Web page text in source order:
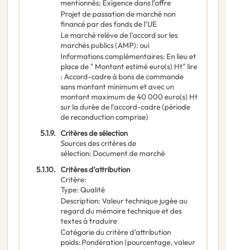
mentionnés: Exigence dans l’offre
Projet de passation de marché non
financé par des fonds de l’UE
Le marché relève de l’accord sur les
marchés publics (AMP): oui
Informations complémentaires: En lieu et
place de " Montant estimé euro(s) Ht" lire
: Accord-cadre à bons de commande
sans montant minimum et avec un
montant maximum de 40 000 euro(s) Ht
sur la durée de l'accord-cadre (période
de reconduction comprise)
5.1.9. Critères de sélection
Sources des critères de
sélection: Document de marché
5.1.10. Critères d’attribution
Critère:
Type: Qualité
Description: Valeur technique jugée au
regard du mémoire technique et des
textes à traduire
Catégorie du critère d’attribution
poids: Pondération (pourcentage, valeur